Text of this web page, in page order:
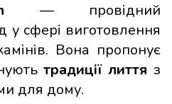
— провідний
у сфері виготовлення
Вона пропонує
традиції лиття з
для дому.